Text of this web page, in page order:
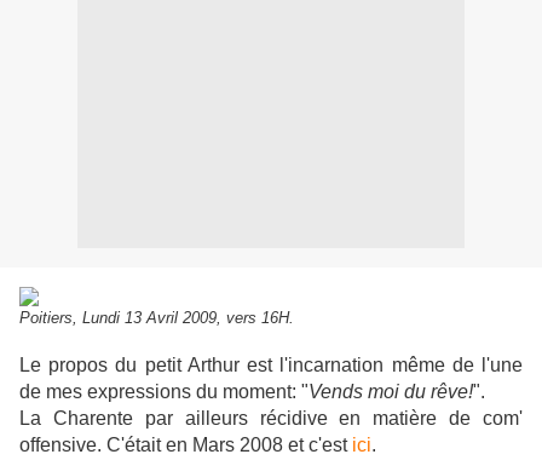
Poitiers, Lundi 13 Avril 2009, vers 16H.
Le propos du petit Arthur est l'incarnation même de l'une
de mes expressions du moment: "Vends moi du rêve!".
La Charente par ailleurs récidive en matière de com'
offensive. C'était en Mars 2008 et c'est ici.